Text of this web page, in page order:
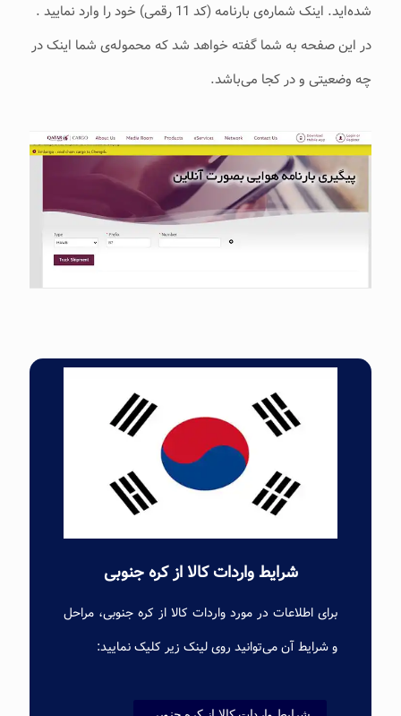
شده‌اید. اینک شماره‌ی بارنامه (کد 11 رقمی) خود را وارد نمایید .
در این صفحه به شما گفته خواهد شد که محموله‌ی شما اینک در
چه وضعیتی و در کجا می‌باشد.
شرایط واردات کالا از کره‌ جنوبی
برای اطلاعات در مورد واردات کالا از کره جنوبی، مراحل
و شرایط آن می‌توانید روی لینک زیر کلیک نمایید: